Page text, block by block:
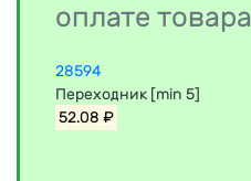
оплате товара
28594
Переходник [min 5]
52.08 ₽